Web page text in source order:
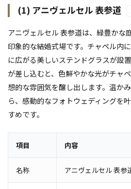
(1) アニヴェルセル 表参道
アニヴェルセル 表参道は、緑豊かな
印象的な結婚式場です。チャペル内
に広がる美しいステンドグラスが設
が差し込むと、色鮮やかな光がチャ
想的な雰囲気を醸し出します。温か
ら、感動的なフォトウェディングを
すめです。
項目 内容
名称 アニヴェルセル 表参